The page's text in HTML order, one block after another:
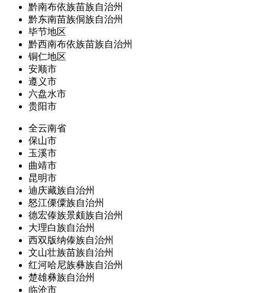
黔南布依族苗族自治州
黔东南苗族侗族自治州
毕节地区
黔西南布依族苗族自治州
铜仁地区
安顺市
遵义市
六盘水市
贵阳市
全云南省
保山市
玉溪市
曲靖市
昆明市
迪庆藏族自治州
怒江傈僳族自治州
德宏傣族景颇族自治州
大理白族自治州
西双版纳傣族自治州
文山壮族苗族自治州
红河哈尼族彝族自治州
楚雄彝族自治州
临沧市